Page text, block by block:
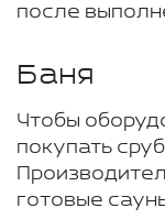
после
Баня
Чтобы
покупать
готовые